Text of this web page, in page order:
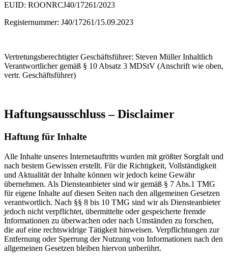
EUID: ROONRCJ40/17261/2023
Registernummer: J40/17261/15.09.2023
Vertretungsberechtigter Geschäftsführer: Steven Müller Inhaltlich
Verantwortlicher gemäß § 10 Absatz 3 MDStV (Anschrift wie oben,
vertr. Geschäftsführer)
Haftungsausschluss – Disclaimer
Haftung für Inhalte
Alle Inhalte unseres Internetauftritts wurden mit größter Sorgfalt und
nach bestem Gewissen erstellt. Für die Richtigkeit, Vollständigkeit
und Aktualität der Inhalte können wir jedoch keine Gewähr
übernehmen. Als Diensteanbieter sind wir gemäß § 7 Abs.1 TMG
für eigene Inhalte auf diesen Seiten nach den allgemeinen Gesetzen
verantwortlich. Nach §§ 8 bis 10 TMG sind wir als Diensteanbieter
jedoch nicht verpflichtet, übermittelte oder gespeicherte fremde
Informationen zu überwachen oder nach Umständen zu forschen,
die auf eine rechtswidrige Tätigkeit hinweisen. Verpflichtungen zur
Entfernung oder Sperrung der Nutzung von Informationen nach den
allgemeinen Gesetzen bleiben hiervon unberührt.